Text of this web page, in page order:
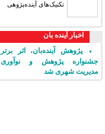
تکنیک‌های آینده‌پژوهی
اخبار آینده بان
پژوهش آینده‌بان، اثر برتر
جشنواره پژوهش و نوآوری
مدیریت شهری شد